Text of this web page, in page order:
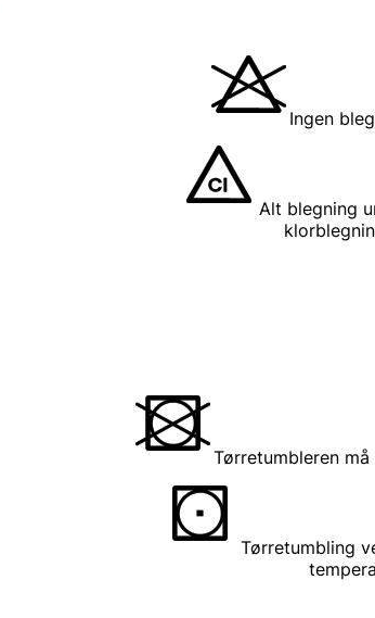
Ingen
Alt blegning
klorblegning
Tørretumbleren
Tørretumbling